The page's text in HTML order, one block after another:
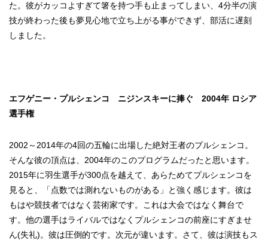
た。彼がカッコよすぎて箸を持つ手も止まってしまい、4分半の演
技が終わった後も夢見心地で立ち上がる事ができず、部活に遅刻
しました。
エフゲニー・プルシェンコ ニジンスキーに捧ぐ 2004年 ロシア
選手権
2002～2014年の4回の五輪に出場した絶対王者のプルシェンコ。
そんな彼の頂点は、2004年のこのプログラムだったと思います。
2015年に羽生選手が300点を越えて、あらためてプルシェンコを
見ると、「点数では測れないものがある」と強く感じます。彼は
もはや競技者ではなく芸術家です。これは大会ではなく舞台で
す。他の選手はライバルではなくプルシェンコの前座にすぎませ
ん(失礼)。彼は圧倒的です。次元が違います。さて、彼は演技もス